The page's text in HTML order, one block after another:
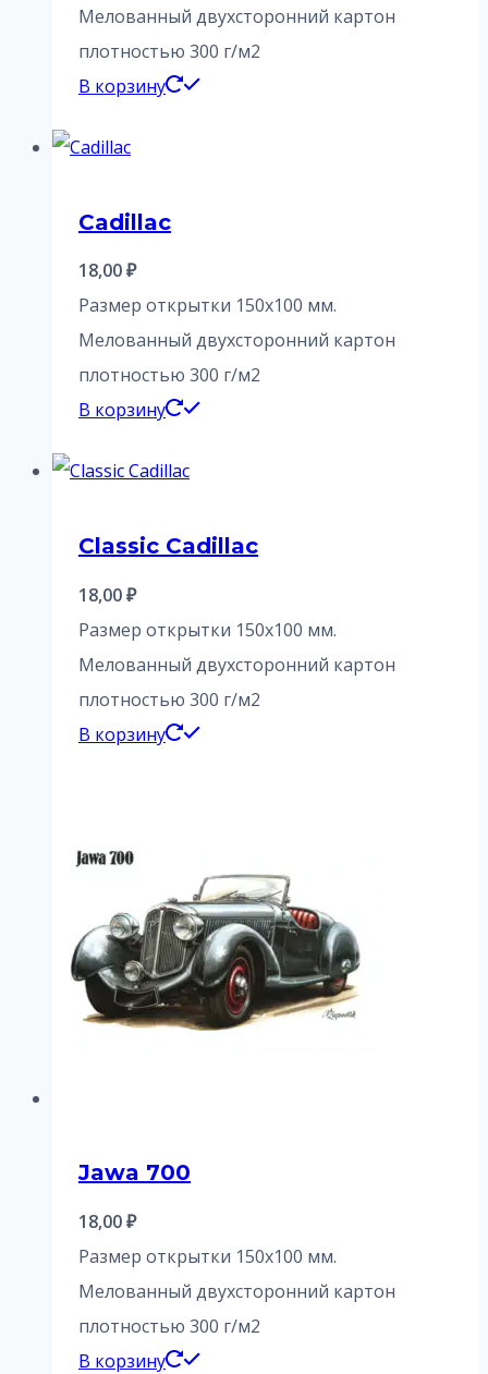
Мелованный двухсторонний картон
плотностью 300 г/м2
В корзину
Cadillac
18,00₽
Размер открытки 150х100 мм.
Мелованный двухсторонний картон
плотностью 300 г/м2
В корзину
Classic Cadillac
18,00₽
Размер открытки 150х100 мм.
Мелованный двухсторонний картон
плотностью 300 г/м2
В корзину
Jawa 700
18,00₽
Размер открытки 150х100 мм.
Мелованный двухсторонний картон
плотностью 300 г/м2
В корзину